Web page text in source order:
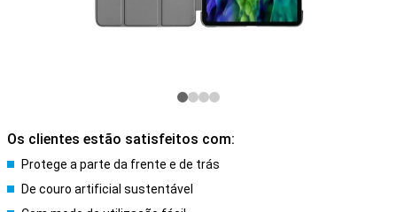
Os clientes estão satisfeitos com:
Protege a parte da frente e de trás
De couro artificial sustentável